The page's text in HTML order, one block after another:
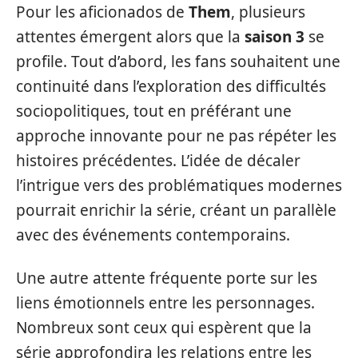
Pour les aficionados de Them, plusieurs
attentes émergent alors que la saison 3 se
profile. Tout d’abord, les fans souhaitent une
continuité dans l’exploration des difficultés
sociopolitiques, tout en préférant une
approche innovante pour ne pas répéter les
histoires précédentes. L’idée de décaler
l’intrigue vers des problématiques modernes
pourrait enrichir la série, créant un parallèle
avec des événements contemporains.
Une autre attente fréquente porte sur les
liens émotionnels entre les personnages.
Nombreux sont ceux qui espèrent que la
série approfondira les relations entre les